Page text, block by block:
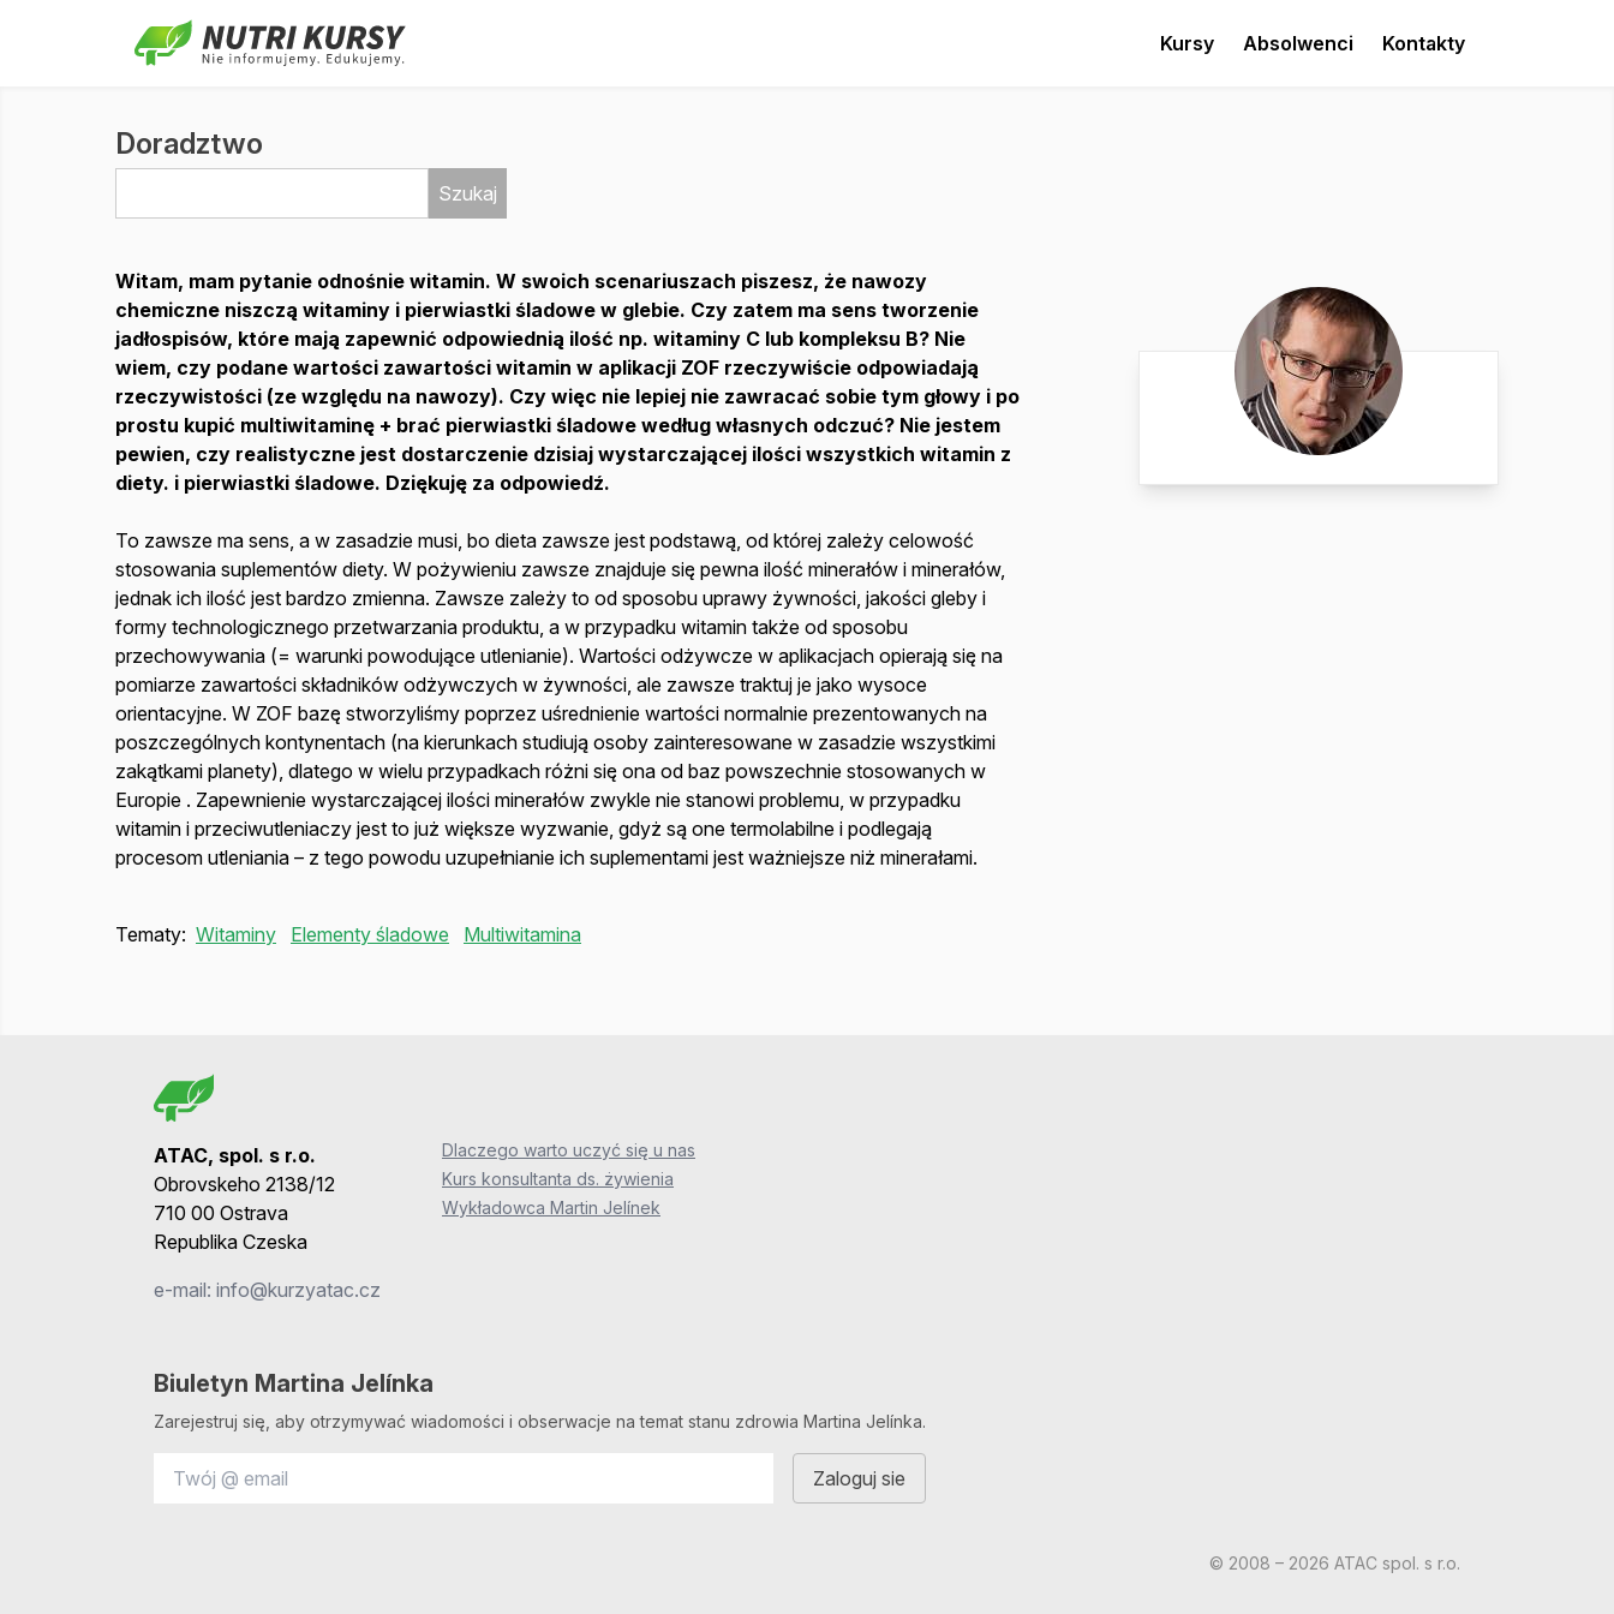
Kursy Absolwenci Kontakty
Doradztwo
Szukaj
Witam, mam pytanie odnośnie witamin. W swoich scenariuszach piszesz, że nawozy
chemiczne niszczą witaminy i pierwiastki śladowe w glebie. Czy zatem ma sens tworzenie
jadłospisów, które mają zapewnić odpowiednią ilość np. witaminy C lub kompleksu B? Nie
wiem, czy podane wartości zawartości witamin w aplikacji ZOF rzeczywiście odpowiadają
rzeczywistości (ze względu na nawozy). Czy więc nie lepiej nie zawracać sobie tym głowy i po
prostu kupić multiwitaminę + brać pierwiastki śladowe według własnych odczuć? Nie jestem
pewien, czy realistyczne jest dostarczenie dzisiaj wystarczającej ilości wszystkich witamin z
diety. i pierwiastki śladowe. Dziękuję za odpowiedź.
To zawsze ma sens, a w zasadzie musi, bo dieta zawsze jest podstawą, od której zależy celowość
stosowania suplementów diety. W pożywieniu zawsze znajduje się pewna ilość minerałów i minerałów,
jednak ich ilość jest bardzo zmienna. Zawsze zależy to od sposobu uprawy żywności, jakości gleby i
formy technologicznego przetwarzania produktu, a w przypadku witamin także od sposobu
przechowywania (= warunki powodujące utlenianie). Wartości odżywcze w aplikacjach opierają się na
pomiarze zawartości składników odżywczych w żywności, ale zawsze traktuj je jako wysoce
orientacyjne. W ZOF bazę stworzyliśmy poprzez uśrednienie wartości normalnie prezentowanych na
poszczególnych kontynentach (na kierunkach studiują osoby zainteresowane w zasadzie wszystkimi
zakątkami planety), dlatego w wielu przypadkach różni się ona od baz powszechnie stosowanych w
Europie . Zapewnienie wystarczającej ilości minerałów zwykle nie stanowi problemu, w przypadku
witamin i przeciwutleniaczy jest to już większe wyzwanie, gdyż są one termolabilne i podlegają
procesom utleniania – z tego powodu uzupełnianie ich suplementami jest ważniejsze niż minerałami.
Tematy: Witaminy Elementy śladowe Multiwitamina
ATAC, spol. s r.o.
Obrovskeho 2138/12
710 00 Ostrava
Republika Czeska
e-mail: info@kurzyatac.cz
Dlaczego warto uczyć się u nas
Kurs konsultanta ds. żywienia
Wykładowca Martin Jelínek
Biuletyn Martina Jelínka
Zarejestruj się, aby otrzymywać wiadomości i obserwacje na temat stanu zdrowia Martina Jelínka.
© 2008 – 2026 ATAC spol. s r.o.